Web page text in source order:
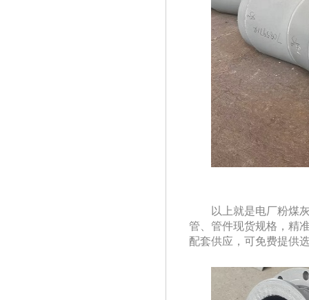
以上就是电厂粉煤
管、管件现货规格，
配套供应，可免费提供选